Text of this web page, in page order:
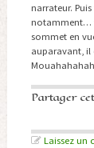
narrateur.
notamment…
sommet en
auparavant, il
Partager
Laissez un